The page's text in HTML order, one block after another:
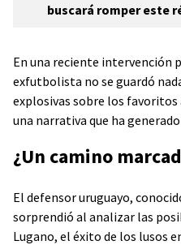
buscará romper este
En una reciente intervención
exfutbolista no se guardó
explosivas sobre los
una narrativa que ha
¿Un camino
El defensor uruguayo,
sorprendió al analizar las
Lugano, el éxito de los lusos